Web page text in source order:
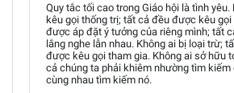
Quy tắc tối cao trong Giáo hội là tình
kêu gọi thống trị; tất cả đều được kêu gọi
được áp đặt ý tưởng của riêng mình; tất
lắng nghe lẫn nhau. Không ai bị loại trừ;
được kêu gọi tham gia. Không ai sở hữu
cả chúng ta phải khiêm nhường tìm kiếm
cùng nhau tìm kiếm nó.